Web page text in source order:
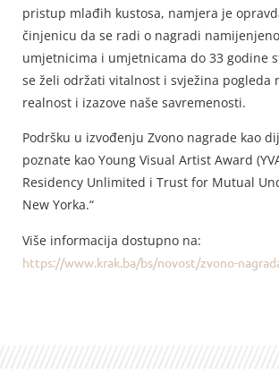
pristup mlađih kustosa, namjera je
činjenicu da se radi o nagradi
umjetnicima i umjetnicama do 33 godine
se želi održati vitalnost i svježina pogleda
realnost i izazove naše savremenosti.
Podršku u izvođenju Zvono nagrade kao
poznate kao Young Visual Artist Award
Residency Unlimited i Trust for Mutual
New Yorka.“
Više informacija dostupno na:
https://www.krak.ba/bs/novost/zvono-